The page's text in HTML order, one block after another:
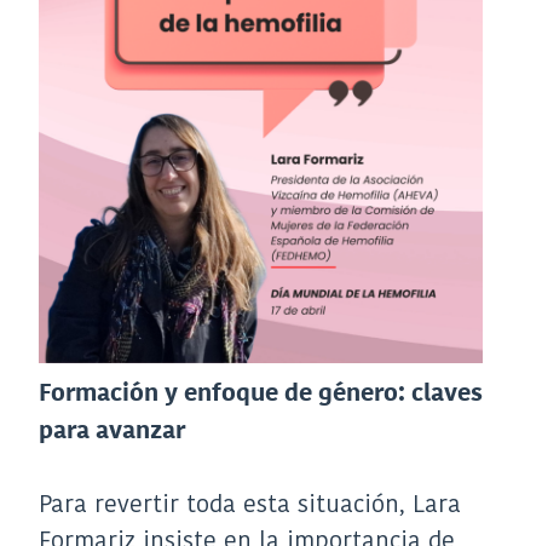
Formación y enfoque de género: claves
para avanzar
Para revertir toda esta situación, Lara